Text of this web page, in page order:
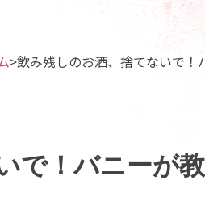
飲み残しのお酒、捨てないで
で！バニーが